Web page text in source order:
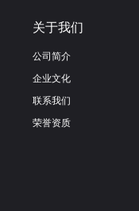
关于我们
公司简介
企业文化
联系我们
荣誉资质